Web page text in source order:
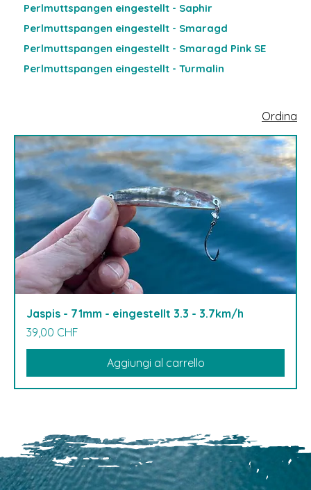
Perlmuttspangen eingestellt - Saphir
Perlmuttspangen eingestellt - Smaragd
Perlmuttspangen eingestellt - Smaragd Pink SE
Perlmuttspangen eingestellt - Turmalin
Ordina
Jaspis - 71mm - eingestellt 3.3 - 3.7km/h
Prezzo
39,00 CHF
Aggiungi al carrello